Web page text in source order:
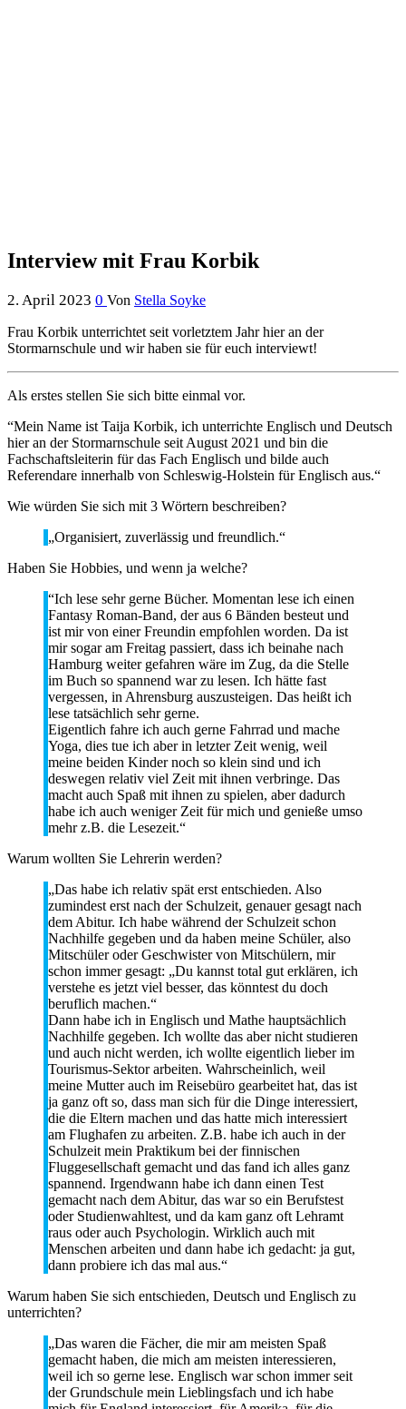
Interview mit Frau Korbik
2. April 2023 0 Von Stella Soyke
Frau Korbik unterrichtet seit vorletztem Jahr hier an der
Stormarnschule und wir haben sie für euch interviewt!
Als erstes stellen Sie sich bitte einmal vor.
“Mein Name ist Taija Korbik, ich unterrichte Englisch und Deutsch
hier an der Stormarnschule seit August 2021 und bin die
Fachschaftsleiterin für das Fach Englisch und bilde auch
Referendare innerhalb von Schleswig-Holstein für Englisch aus.“
Wie würden Sie sich mit 3 Wörtern beschreiben?
„Organisiert, zuverlässig und freundlich.“
Haben Sie Hobbies, und wenn ja welche?
“Ich lese sehr gerne Bücher. Momentan lese ich einen
Fantasy Roman-Band, der aus 6 Bänden besteut und
ist mir von einer Freundin empfohlen worden. Da ist
mir sogar am Freitag passiert, dass ich beinahe nach
Hamburg weiter gefahren wäre im Zug, da die Stelle
im Buch so spannend war zu lesen. Ich hätte fast
vergessen, in Ahrensburg auszusteigen. Das heißt ich
lese tatsächlich sehr gerne.
Eigentlich fahre ich auch gerne Fahrrad und mache
Yoga, dies tue ich aber in letzter Zeit wenig, weil
meine beiden Kinder noch so klein sind und ich
deswegen relativ viel Zeit mit ihnen verbringe. Das
macht auch Spaß mit ihnen zu spielen, aber dadurch
habe ich auch weniger Zeit für mich und genieße umso
mehr z.B. die Lesezeit.“
Warum wollten Sie Lehrerin werden?
„Das habe ich relativ spät erst entschieden. Also
zumindest erst nach der Schulzeit, genauer gesagt nach
dem Abitur. Ich habe während der Schulzeit schon
Nachhilfe gegeben und da haben meine Schüler, also
Mitschüler oder Geschwister von Mitschülern, mir
schon immer gesagt: „Du kannst total gut erklären, ich
verstehe es jetzt viel besser, das könntest du doch
beruflich machen.“
Dann habe ich in Englisch und Mathe hauptsächlich
Nachhilfe gegeben. Ich wollte das aber nicht studieren
und auch nicht werden, ich wollte eigentlich lieber im
Tourismus-Sektor arbeiten. Wahrscheinlich, weil
meine Mutter auch im Reisebüro gearbeitet hat, das ist
ja ganz oft so, dass man sich für die Dinge interessiert,
die die Eltern machen und das hatte mich interessiert
am Flughafen zu arbeiten. Z.B. habe ich auch in der
Schulzeit mein Praktikum bei der finnischen
Fluggesellschaft gemacht und das fand ich alles ganz
spannend. Irgendwann habe ich dann einen Test
gemacht nach dem Abitur, das war so ein Berufstest
oder Studienwahltest, und da kam ganz oft Lehramt
raus oder auch Psychologin. Wirklich auch mit
Menschen arbeiten und dann habe ich gedacht: ja gut,
dann probiere ich das mal aus.“
Warum haben Sie sich entschieden, Deutsch und Englisch zu
unterrichten?
„Das waren die Fächer, die mir am meisten Spaß
gemacht haben, die mich am meisten interessieren,
weil ich so gerne lese. Englisch war schon immer seit
der Grundschule mein Lieblingsfach und ich habe